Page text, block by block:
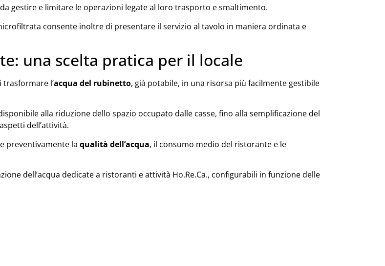
gestire e limitare le operazioni legate al loro trasporto e smaltimento.
consente inoltre di presentare il servizio al tavolo in maniera ordinata e
una scelta pratica per il locale
l’acqua del rubinetto, già potabile, in una risorsa più facilmente gestibile
alla riduzione dello spazio occupato dalle casse, fino alla semplificazione del
dell’attività.
preventivamente la qualità dell’acqua, il consumo medio del ristorante e le
dell’acqua dedicate a ristoranti e attività Ho.Re.Ca., configurabili in funzione delle